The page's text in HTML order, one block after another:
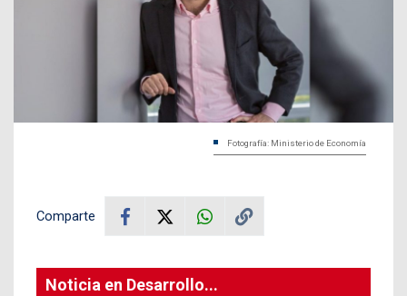
Fotografía: Ministerio de Economía
Comparte
Noticia en Desarrollo...